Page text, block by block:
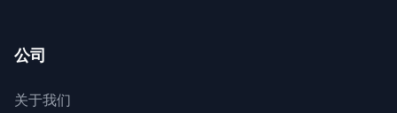
公司
关于我们